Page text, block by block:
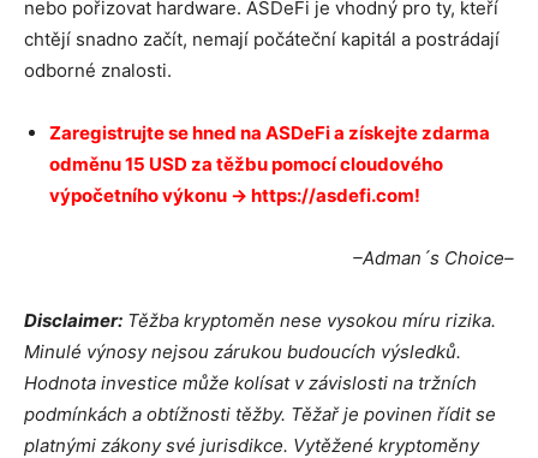
nebo pořizovat hardware. ASDeFi je vhodný pro ty, kteří
chtějí snadno začít, nemají počáteční kapitál a postrádají
odborné znalosti.
Zaregistrujte se hned na ASDeFi a získejte zdarma
odměnu 15 USD za těžbu pomocí cloudového
výpočetního výkonu → https://asdefi.com!
–Adman´s Choice–
Disclaimer: Těžba kryptoměn nese vysokou míru rizika.
Minulé výnosy nejsou zárukou budoucích výsledků.
Hodnota investice může kolísat v závislosti na tržních
podmínkách a obtížnosti těžby. Těžař je povinen řídit se
platnými zákony své jurisdikce. Vytěžené kryptoměny